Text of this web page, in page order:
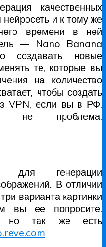
качественных
нейросеть и к тому же
времени в ней
— Nano Banana
создавать новые
те, которые вы
на количество
чтобы создать
VPN, если вы в РФ.
не проблема.
для генерации
В отличии
варианта картинки
вы ее попросите.
но так же есть